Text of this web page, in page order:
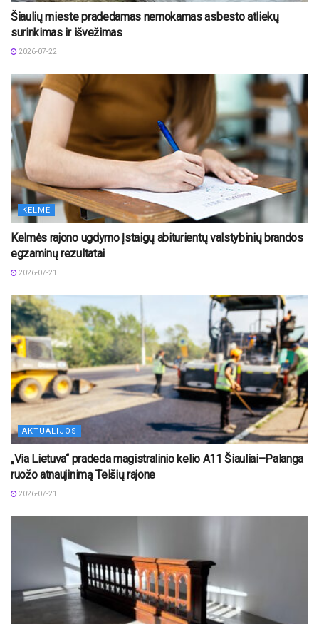
Šiaulių mieste pradedamas nemokamas asbesto atliekų
surinkimas ir išvežimas
2026-07-22
KELMĖ
Kelmės rajono ugdymo įstaigų abiturientų valstybinių brandos
egzaminų rezultatai
2026-07-21
AKTUALIJOS
„Via Lietuva“ pradeda magistralinio kelio A11 Šiauliai–Palanga
ruožo atnaujinimą Telšių rajone
2026-07-21